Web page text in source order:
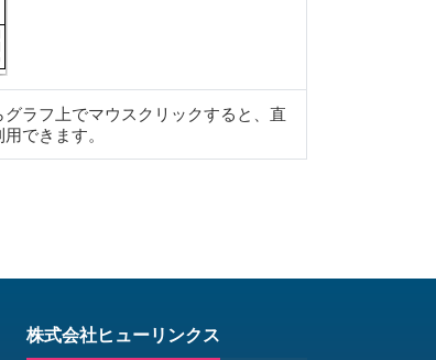
ラフ上でマウスクリックすると、直
できます。
株式会社ヒューリンクス